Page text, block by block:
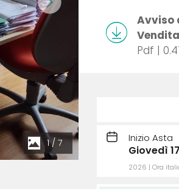
1/ 7
Avviso
Vendita
Pdf |
Inizio Asta
Giovedì
2026 | Ora